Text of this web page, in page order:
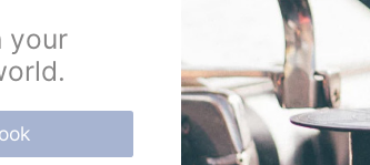
your